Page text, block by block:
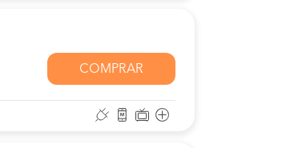
COMPRAR